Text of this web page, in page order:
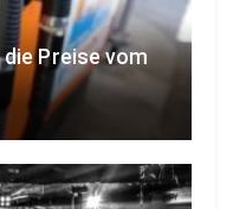
Preise vom